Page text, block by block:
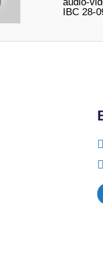
IBC 28-